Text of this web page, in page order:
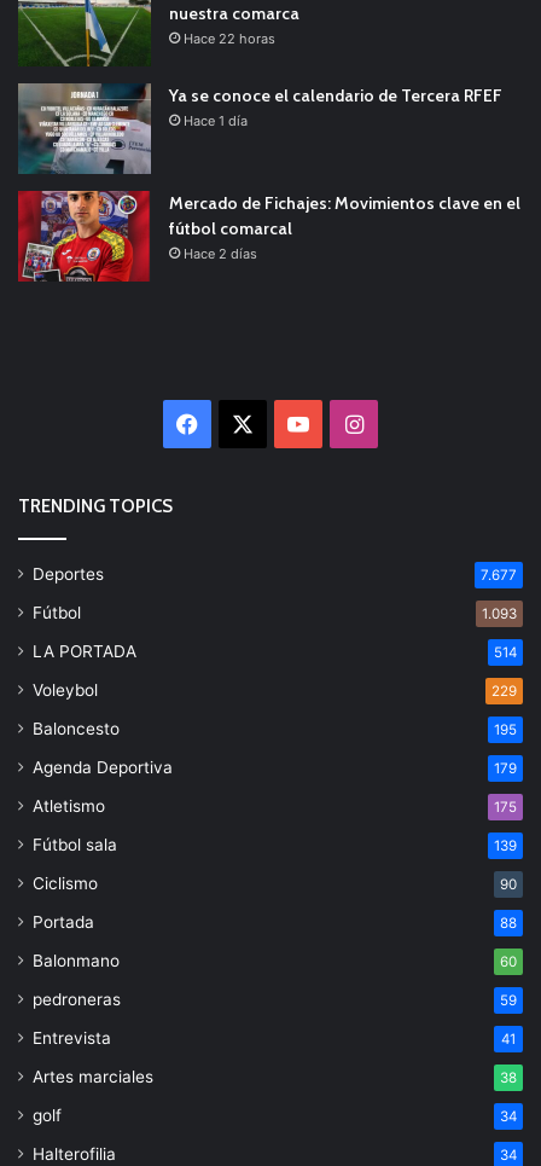
nuestra comarca
Hace 22 horas
Ya se conoce el calendario de Tercera RFEF
Hace 1 día
Mercado de Fichajes: Movimientos clave en el
fútbol comarcal
Hace 2 días
Facebook YouTubeInstagram
TRENDING TOPICS
Deportes 7.677
Fútbol 1.093
LA PORTADA 514
Voleybol 229
Baloncesto 195
Agenda Deportiva 179
Atletismo 175
Fútbol sala 139
Ciclismo 90
Portada 88
Balonmano 60
pedroneras 59
Entrevista 41
Artes marciales 38
golf 34
Halterofilia 34